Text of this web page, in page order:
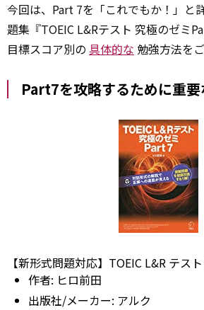
今回は、Part 7を「これでもか！」と
題集『TOEIC L&Rテスト 究極のゼミ
目標スコア別の 具体的な 勉強方法を
Part7を攻略するために重
【新形式問題対応】TOEIC L&R テス
作者: ヒロ前田
出版社/メーカー: アルク